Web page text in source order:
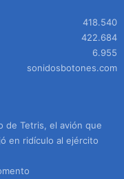
418.540
422.684
6.955
sonidosbotones.com
de Tetris, el avión que
en ridículo al ejército